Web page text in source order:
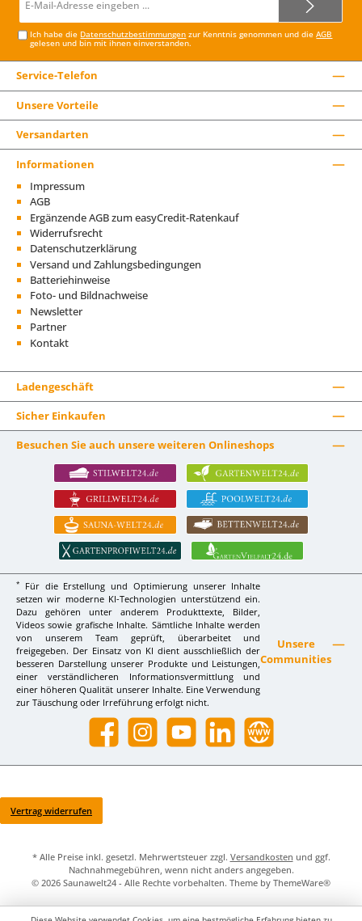
Mail-
Ich habe die Datenschutzbestimmungen zur Kenntnis genommen und dieAGB
gelesen und bin mit ihnen einverstanden.
Service-Telefon
Unsere Vorteile
Versandarten
Informationen
Impressum
AGB
Ergänzende AGB zum easyCredit-Ratenkauf
Widerrufsrecht
Datenschutzerklärung
Versand und Zahlungsbedingungen
Batteriehinweise
Foto- und Bildnachweise
Newsletter
Partner
Kontakt
Ladengeschäft
Sicher Einkaufen
Besuchen Sie auch unsere weiteren Onlineshops
*
Für die Erstellung und Optimierung unserer Inhalte
setzen wir moderne KI-Technologien unterstützend ein.
Dazu gehören unter anderem Produkttexte, Bilder,
Videos sowie grafische Inhalte. Sämtliche Inhalte werden
von unserem Team geprüft, überarbeitet und
freigegeben. Der Einsatz von KI dient ausschließlich der
besseren Darstellung unserer Produkte und Leistungen,
einer verständlicheren Informationsvermittlung und
einer höheren Qualität unserer Inhalte. Eine Verwendung
zur Täuschung oder Irreführung erfolgt nicht.
Unsere
Communities
Facebook InstagramYouTube LinkedIn Website
Vertrag widerrufen
* Alle Preise inkl. gesetzl. Mehrwertsteuer zzgl. Versandkosten und ggf.
Nachnahmegebühren, wenn nicht anders angegeben.
© 2026 Saunawelt24 - Alle Rechte vorbehalten. Theme by ThemeWare®